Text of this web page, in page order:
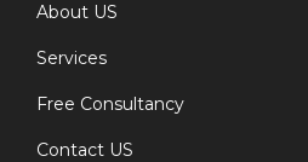
About US
Services
Free Consultancy
Contact US